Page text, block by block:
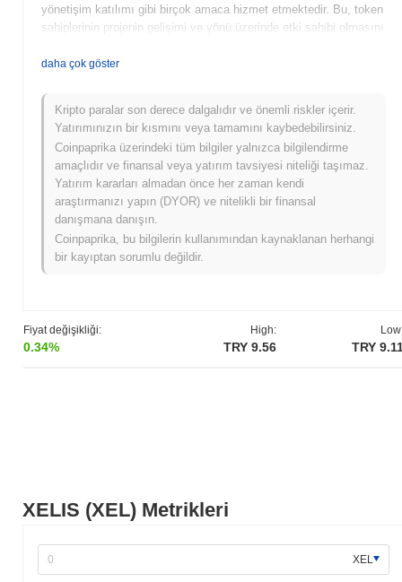
XELIS (XEL) Metrikleri
XEL
Fiyat değişikliği:
0.34%
High:
TRY 9.56 TRY
yönetişim katılımı gibi birçok amaca hizmet etmektedir. Bu, token
sahiplerinin projenin gelişimi ve yönü üzerinde etki sahibi olmasını
bir ortam yaratmaya odaklanmasıyla öne çıkmakta ve
etmektedir. Farklı blockchain ağları arasında birlikte çalışabilirliği
artırma taahhüdü, onu merkeziyetsiz teknolojilerin gelişen
manzarasında önemli bir oyuncu konumuna getirmektedir.
XELIS ne zaman ve nasıl başladı?
XELIS, 2021 Mart ayında kurucu ekip tarafından projenin
vizyonunu ve teknik çerçevesini özetleyen beyaz kitabın
yayımlanmasıyla ortaya çıkmıştır. Proje, 2021 Haziran ayında
testnet'ini başlatarak geliştiricilerin ve erken benimseyenlerin
özelliklerini ve işlevselliğini denemelerine olanak tanımıştır. Bu
geliştirme, merkeziyetsiz uygulamaları ve hizmetleri destekleyen
sağlam bir ekosistem yaratmaya odaklanmış, ölçeklenebilirlik ve
Resmi güncellemelere göre, XELIS, ölçeklenebilirlik ve
planlanan önemli bir protokol yükseltmesi hazırlamaktadır. Bu
yükseltme, kullanıcı deneyimini ve işlem verimliliğini artırmak için
daha çok göster
Kripto paralar son derece dalgalıdır ve önemli riskler içerir.
Yatırımınızın bir kısmını veya tamamını kaybedebilirsiniz.
Coinpaprika üzerindeki tüm bilgiler yalnızca bilgilendirme
amaçlıdır ve finansal veya yatırım tavsiyesi niteliği taşımaz.
Yatırım kararları almadan önce her zaman kendi
araştırmanızı yapın (DYOR) ve nitelikli bir finansal
danışmana danışın.
Coinpaprika, bu bilgilerin kullanımından kaynaklanan herhangi
bir kayıptan sorumlu değildir.